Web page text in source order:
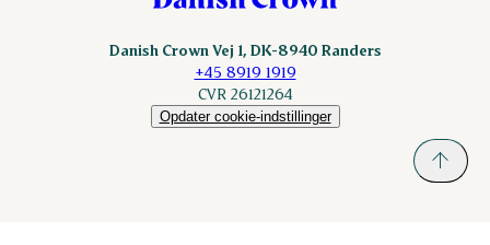
Danish Crown Vej 1, DK-8940 Randers
+45 8919 1919
CVR 26121264
Opdater cookie-indstillinger